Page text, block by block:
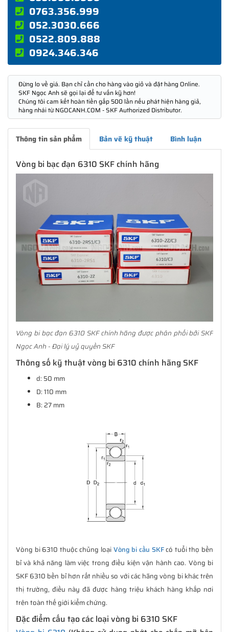
0763.356.999
052.3030.666
0522.809.888
0924.346.346
Đừng lo về giá. Bạn chỉ cần cho hàng vào giỏ và đặt hàng Online.
SKF Ngọc Anh sẽ gọi lại để tư vấn kỹ hơn!
Chúng tôi cam kết hoàn tiền gấp 500 lần nếu phát hiện hàng giả,
hàng nhái từ NGOCANH.COM - SKF Authorized Distributor.
Thông tin sản phẩm Bản vẽ kỹ thuật Bình luận
Vòng bi bạc đạn 6310 SKF chính hãng
Vòng bi bạc đạn 6310 SKF chính hãng được phân phối bởi SKF
Ngọc Anh - Đại lý uỷ quyền SKF
Thông số kỹ thuật vòng bi 6310 chính hãng SKF
d: 50 mm
D: 110 mm
B: 27 mm
Vòng bi 6310 thuộc chủng loạiVòng bi cầu SKFcó tuổi thọ bền
bỉ và khả năng làm việc trong điều kiện vận hành cao. Vòng bi
SKF 6310 bền bỉ hơn rất nhiều so với các hãng vòng bi khác trên
thị trường, điều này đã được hàng triệu khách hàng khắp nơi
trên toàn thế giới kiểm chứng.
Đặc điểm cấu tạo các loại vòng bi 6310 SKF